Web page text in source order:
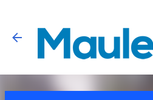
Ir al contenido